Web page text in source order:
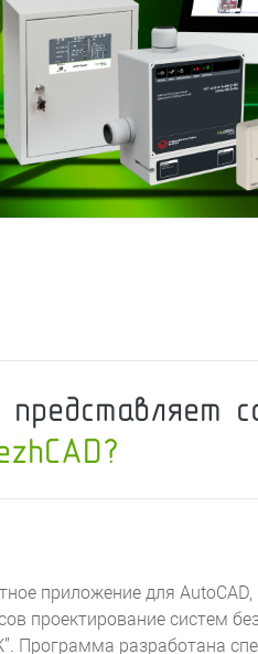
приложение для
проектирование систем
Программа разработана